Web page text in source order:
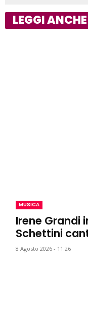
LEGGI ANCHE
MUSICA
Irene Grandi
Schettini
8 Agosto 2026 - 11:26